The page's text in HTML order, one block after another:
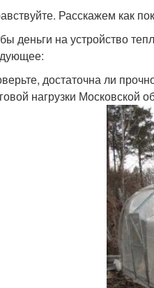
Расскажем как
деньги на устройство
достаточна ли
нагрузки Московской